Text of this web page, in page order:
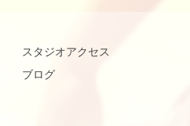
スタジオアクセス
ブログ